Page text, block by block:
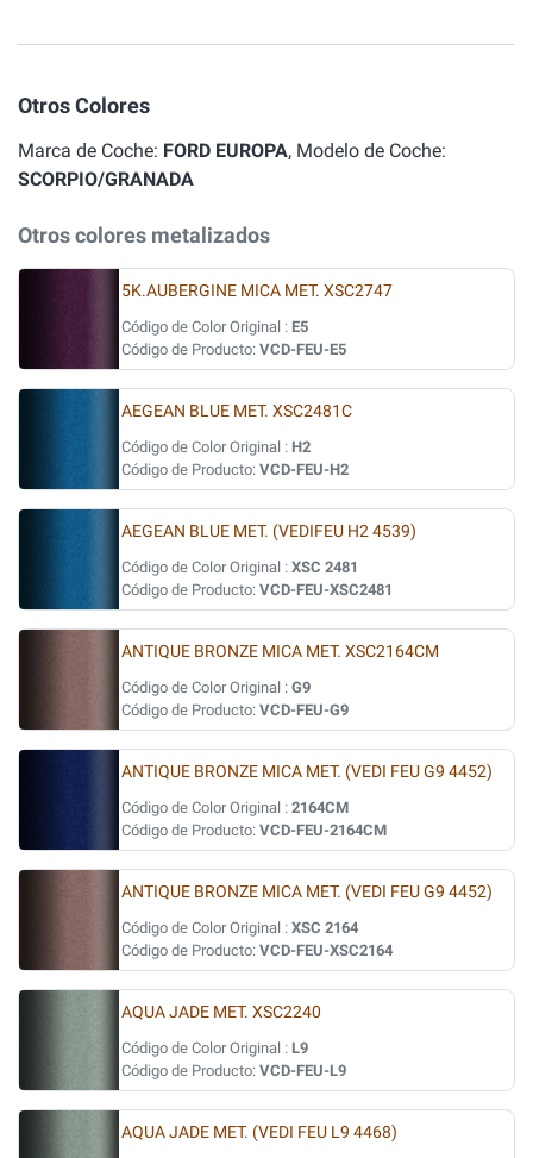
Otros Colores
Marca de Coche: FORD EUROPA, Modelo de Coche:
SCORPIO/GRANADA
Otros colores metalizados
5K.AUBERGINE MICA MET. XSC2747
Código de Color Original : E5
Código de Producto: VCD-FEU-E5
AEGEAN BLUE MET. XSC2481C
Código de Color Original : H2
Código de Producto: VCD-FEU-H2
AEGEAN BLUE MET. (VEDIFEU H2 4539)
Código de Color Original : XSC 2481
Código de Producto: VCD-FEU-XSC2481
ANTIQUE BRONZE MICA MET. XSC2164CM
Código de Color Original : G9
Código de Producto: VCD-FEU-G9
ANTIQUE BRONZE MICA MET. (VEDI FEU G9 4452)
Código de Color Original : 2164CM
Código de Producto: VCD-FEU-2164CM
ANTIQUE BRONZE MICA MET. (VEDI FEU G9 4452)
Código de Color Original : XSC 2164
Código de Producto: VCD-FEU-XSC2164
AQUA JADE MET. XSC2240
Código de Color Original : L9
Código de Producto: VCD-FEU-L9
AQUA JADE MET. (VEDI FEU L9 4468)